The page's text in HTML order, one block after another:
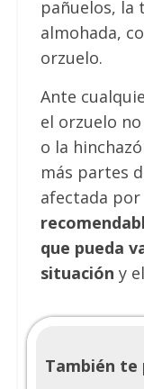
pañuelos, la
almohada,
orzuelo.
Ante
el orzuelo
o la
más partes
afectada
que pueda
situación y
También